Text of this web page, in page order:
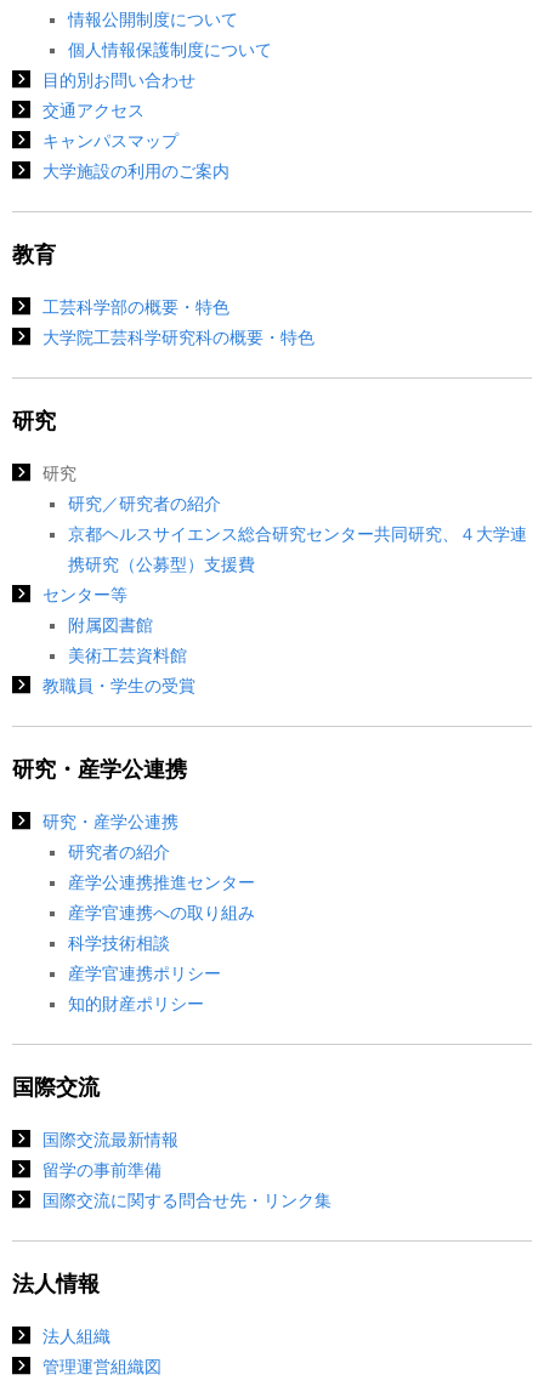
情報公開制度について
個人情報保護制度について
目的別お問い合わせ
交通アクセス
キャンパスマップ
大学施設の利用のご案内
教育
工芸科学部の概要・特色
大学院工芸科学研究科の概要・特色
研究
研究
研究／研究者の紹介
京都ヘルスサイエンス総合研究センター共同研究、４大学連
携研究（公募型）支援費
センター等
附属図書館
美術工芸資料館
教職員・学生の受賞
研究・産学公連携
研究・産学公連携
研究者の紹介
産学公連携推進センター
産学官連携への取り組み
科学技術相談
産学官連携ポリシー
知的財産ポリシー
国際交流
国際交流最新情報
留学の事前準備
国際交流に関する問合せ先・リンク集
法人情報
法人組織
管理運営組織図